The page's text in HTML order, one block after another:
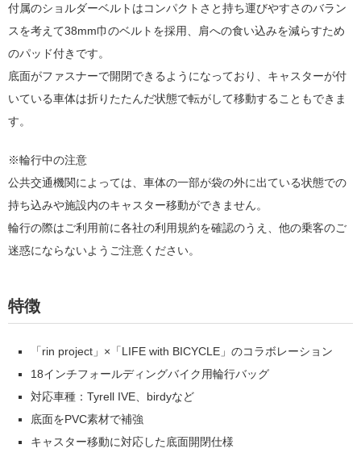
付属のショルダーベルトはコンパクトさと持ち運びやすさのバラン
スを考えて38mm巾のベルトを採用、肩への食い込みを減らすため
のパッド付きです。
底面がファスナーで開閉できるようになっており、キャスターが付
いている車体は折りたたんだ状態で転がして移動することもできま
す。
※輪行中の注意
公共交通機関によっては、車体の一部が袋の外に出ている状態での
持ち込みや施設内のキャスター移動ができません。
輪行の際はご利用前に各社の利用規約を確認のうえ、他の乗客のご
迷惑にならないようご注意ください。
特徴
「rin project」×「LIFE with BICYCLE」のコラボレーション
18インチフォールディングバイク用輪行バッグ
対応車種：Tyrell IVE、birdyなど
底面をPVC素材で補強
キャスター移動に対応した底面開閉仕様